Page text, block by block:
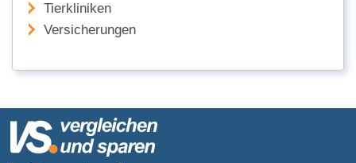
Tierkliniken
Versicherungen